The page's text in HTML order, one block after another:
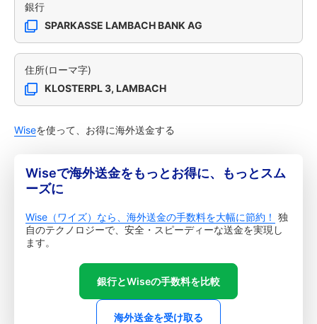
銀行
SPARKASSE LAMBACH BANK AG
住所(ローマ字)
KLOSTERPL 3, LAMBACH
Wiseを使って、お得に海外送金する
Wiseで海外送金をもっとお得に、もっとスム
ーズに
Wise（ワイズ）なら、海外送金の手数料を大幅に節約！ 独
自のテクノロジーで、安全・スピーディーな送金を実現し
ます。
銀行とWiseの手数料を比較
海外送金を受け取る